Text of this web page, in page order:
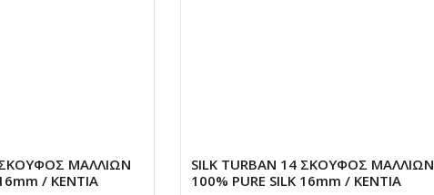
ΣΚΟΥΦΟΣ ΜΑΛΛΙΩΝ
/ ΚΕΝΤΙΑ
SILK TURBAN 14 ΣΚΟΥΦΟΣ ΜΑΛΛΙΩΝ
100% PURE SILK 16mm / ΚΕΝΤΙΑ